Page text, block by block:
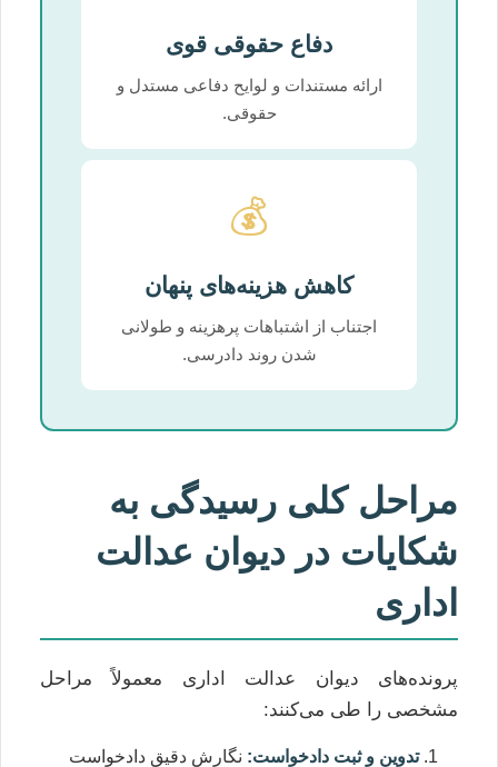
دفاع حقوقی قوی
ارائه مستندات و لوایح دفاعی مستدل و
حقوقی.
💰
کاهش هزینه‌های پنهان
اجتناب از اشتباهات پرهزینه و طولانی
شدن روند دادرسی.
مراحل کلی رسیدگی به
شکایات در دیوان عدالت
اداری
پرونده‌های دیوان عدالت اداری معمولاً مراحل
مشخصی را طی می‌کنند:
تدوین و ثبت دادخواست: نگارش دقیق دادخواست